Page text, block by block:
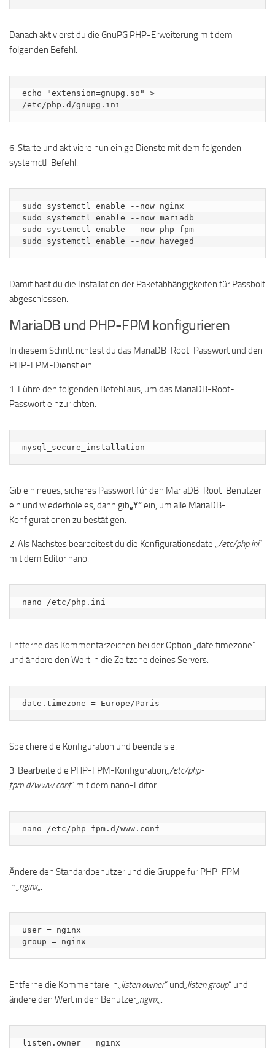
Danach aktivierst du die GnuPG PHP-Erweiterung mit dem
folgenden Befehl.
echo "extension=gnupg.so" >
/etc/php.d/gnupg.ini
6. Starte und aktiviere nun einige Dienste mit dem folgenden
systemctl-Befehl.
sudo systemctl enable --now nginx
sudo systemctl enable --now mariadb
sudo systemctl enable --now php-fpm
sudo systemctl enable --now haveged
Damit hast du die Installation der Paketabhängigkeiten für Passbolt
abgeschlossen.
MariaDB und PHP-FPM konfigurieren
In diesem Schritt richtest du das MariaDB-Root-Passwort und den
PHP-FPM-Dienst ein.
1. Führe den folgenden Befehl aus, um das MariaDB-Root-
Passwort einzurichten.
mysql_secure_installation
Gib ein neues, sicheres Passwort für den MariaDB-Root-Benutzer
ein und wiederhole es, dann gib„Y“ein, um alle MariaDB-
Konfigurationen zu bestätigen.
2. Als Nächstes bearbeitest du die Konfigurationsdatei„/etc/php.ini“
mit dem Editor nano.
nano /etc/php.ini
Entferne das Kommentarzeichen bei der Option „date.timezone“
und ändere den Wert in die Zeitzone deines Servers.
date.timezone = Europe/Paris
Speichere die Konfiguration und beende sie.
3. Bearbeite die PHP-FPM-Konfiguration„/etc/php-
fpm.d/www.conf“ mit dem nano-Editor.
nano /etc/php-fpm.d/www.conf
Ändere den Standardbenutzer und die Gruppe für PHP-FPM
in„nginx„.
user = nginx
group = nginx
Entferne die Kommentare in„listen.owner“ und„listen.group“ und
ändere den Wert in den Benutzer„nginx„.
listen.owner = nginx